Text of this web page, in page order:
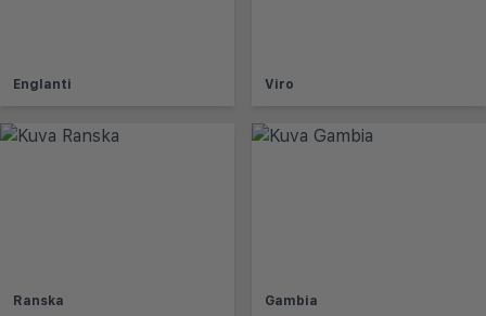
Englanti Viro
Ranska Gambia